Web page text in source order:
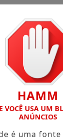
HAMM
VOCÊ USA UM
ANÚNCIOS
é uma